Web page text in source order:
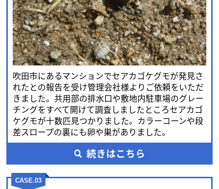
吹田市にあるマンションでセアカゴケグモが発見さ
れたとの報告を受け管理会社様よりご依頼をいただ
きました。共用部の排水口や敷地内駐車場のグレー
チングをすべて開けて調査しましたところセアカゴ
ケグモが十数匹見つかりました。カラーコーンや段
差スロープの裏にも卵や巣がありました。
続きはこちら
CASE.03